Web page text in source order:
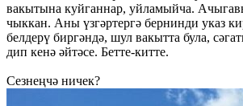
вакытына куйганнар, уйламыйча.
чыккан. Аны үзгәртергә бернинди указ
белдерү биргәндә, шул вакытта була,
дип кенә әйтәсе. Бетте-китте.
Сезнеңчә ничек?